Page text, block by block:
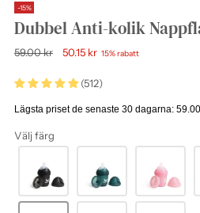
-15%
Dubbel Anti-kolik
Ordinarie
59.00 kr 50.15 kr 15% rabatt
(512)
Lägsta priset de senaste 30 dagarna:
Välj färg